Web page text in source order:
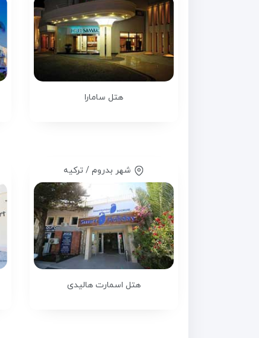
هتل سامارا
شهر بدروم / ترکیه
هتل اسمارت هالیدی